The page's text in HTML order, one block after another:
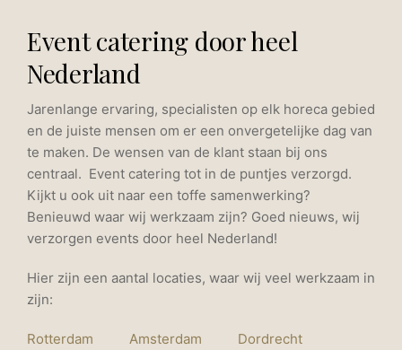
Event catering door heel
Nederland
Jarenlange ervaring, specialisten op elk horeca gebied
en de juiste mensen om er een onvergetelijke dag van
te maken. De wensen van de klant staan bij ons
centraal. Event catering tot in de puntjes verzorgd.
Kijkt u ook uit naar een toffe samenwerking?
Benieuwd waar wij werkzaam zijn? Goed nieuws, wij
verzorgen events door heel Nederland!
Hier zijn een aantal locaties, waar wij veel werkzaam in
zijn:
Rotterdam Amsterdam
Dordrecht